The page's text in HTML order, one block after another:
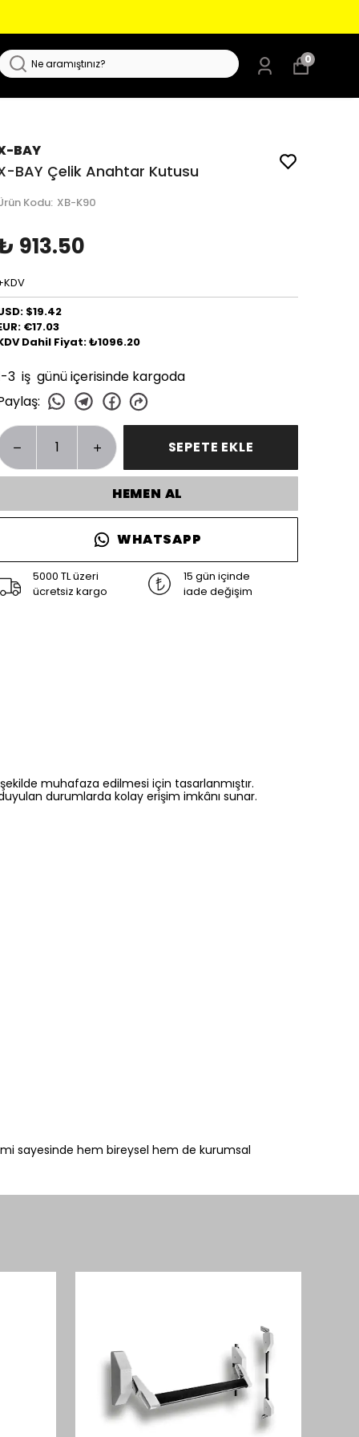
0
BAY
BAY Çelik Anahtar Kutusu
Kodu: XB-K90
913.50
$19.42
€17.03
Dahil Fiyat: ₺1096.20
3 iş günü içerisinde kargoda
:
SEPETE EKLE
HEMEN AL
WHATSAPP
5000 TL üzeri
ücretsiz kargo
15 gün içinde
iade değişim
muhafaza edilmesi için tasarlanmıştır.
durumlarda kolay erişim imkânı sunar.
sayesinde hem bireysel hem de kurumsal